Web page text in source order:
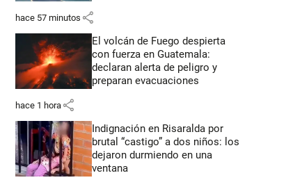
hace 57 minutos share
El volcán de Fuego despierta
con fuerza en Guatemala:
declaran alerta de peligro y
preparan evacuaciones
hace 1 hora share
Indignación en Risaralda por
brutal “castigo” a dos niños: los
dejaron durmiendo en una
ventana